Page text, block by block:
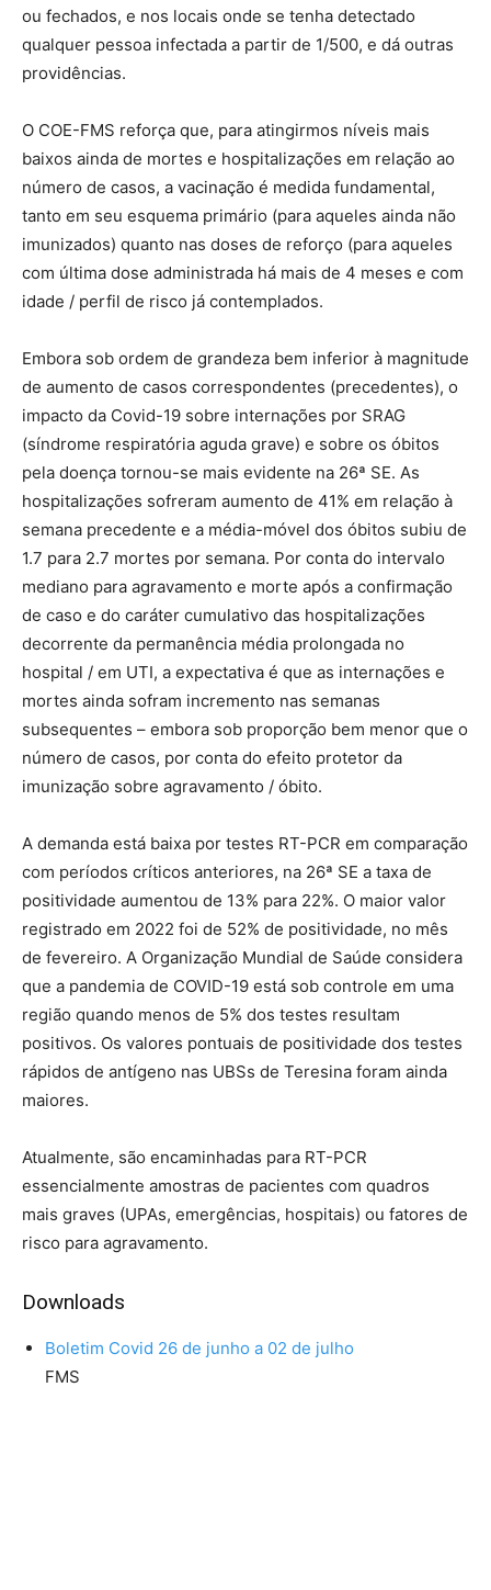
ou fechados, e nos locais onde se tenha detectado
qualquer pessoa infectada a partir de 1/500, e dá outras
providências.
O COE-FMS reforça que, para atingirmos níveis mais
baixos ainda de mortes e hospitalizações em relação ao
número de casos, a vacinação é medida fundamental,
tanto em seu esquema primário (para aqueles ainda não
imunizados) quanto nas doses de reforço (para aqueles
com última dose administrada há mais de 4 meses e com
idade / perfil de risco já contemplados.
Embora sob ordem de grandeza bem inferior à magnitude
de aumento de casos correspondentes (precedentes), o
impacto da Covid-19 sobre internações por SRAG
(síndrome respiratória aguda grave) e sobre os óbitos
pela doença tornou-se mais evidente na 26ª SE. As
hospitalizações sofreram aumento de 41% em relação à
semana precedente e a média-móvel dos óbitos subiu de
1.7 para 2.7 mortes por semana. Por conta do intervalo
mediano para agravamento e morte após a confirmação
de caso e do caráter cumulativo das hospitalizações
decorrente da permanência média prolongada no
hospital / em UTI, a expectativa é que as internações e
mortes ainda sofram incremento nas semanas
subsequentes – embora sob proporção bem menor que o
número de casos, por conta do efeito protetor da
imunização sobre agravamento / óbito.
A demanda está baixa por testes RT-PCR em comparação
com períodos críticos anteriores, na 26ª SE a taxa de
positividade aumentou de 13% para 22%. O maior valor
registrado em 2022 foi de 52% de positividade, no mês
de fevereiro. A Organização Mundial de Saúde considera
que a pandemia de COVID-19 está sob controle em uma
região quando menos de 5% dos testes resultam
positivos. Os valores pontuais de positividade dos testes
rápidos de antígeno nas UBSs de Teresina foram ainda
maiores.
Atualmente, são encaminhadas para RT-PCR
essencialmente amostras de pacientes com quadros
mais graves (UPAs, emergências, hospitais) ou fatores de
risco para agravamento.
Downloads
Boletim Covid 26 de junho a 02 de julho
FMS